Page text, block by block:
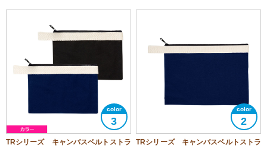
3
TRシリーズ キャンバスベルトストラ
2
TRシリーズ キャンバスベルトストラ